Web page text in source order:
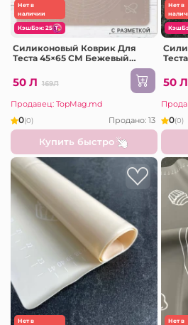
Нет в
наличии
КэшБэк: 25
Силиконовый Коврик Для
Теста 45×65 СМ Бежевый
50 Л 169Л
Продавец: TopMag.md
0(0) Продано: 13
Купить быстро
Нет в
Теста
50 Л
0(0)
Нет в Нет в